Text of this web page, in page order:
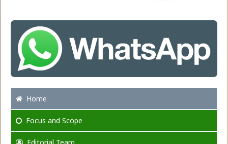
Home
Focus and Scope
Editorial Team